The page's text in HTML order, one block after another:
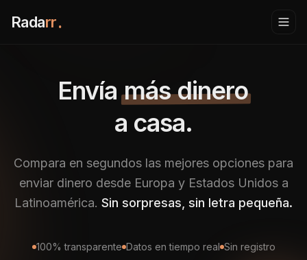
Radarr.
Envía más dinero
a casa.
Compara en segundos las mejores opciones para
enviar dinero desde Europa y Estados Unidos a
Latinoamérica. Sin sorpresas, sin letra pequeña.
100% transparente Datos en tiempo real Sin registro